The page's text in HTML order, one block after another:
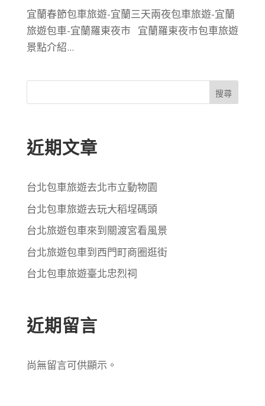
宜蘭春節包車旅遊-宜蘭三天兩夜包車旅遊-宜蘭
旅遊包車-宜蘭羅東夜市 宜蘭羅東夜市包車旅遊
景點介紹...
搜尋
近期文章
台北包車旅遊去北市立動物園
台北包車旅遊去玩大稻埕碼頭
台北旅遊包車來到關渡宮看風景
台北旅遊包車到西門町商圈逛街
台北包車旅遊臺北忠烈祠
近期留言
尚無留言可供顯示。